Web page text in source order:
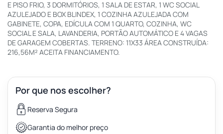
E PISO FRIO, 3 DORMITÓRIOS, 1 SALA DE ESTAR, 1 WC SOCIAL
AZULEJADO E BOX BLINDEX, 1 COZINHA AZULEJADA COM
GABINETE, COPA, EDÍCULA COM 1 QUARTO, COZINHA, WC
SOCIAL E SALA, LAVANDERIA, PORTÃO AUTOMÁTICO E 4 VAGAS
DE GARAGEM COBERTAS. TERRENO: 11X33 ÁREA CONSTRUÍDA:
216,56M² ACEITA FINANCIAMENTO.
Por que nos escolher?
Reserva Segura
Garantia do melhor preço